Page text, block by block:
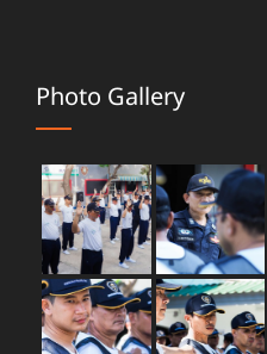
Photo Gallery